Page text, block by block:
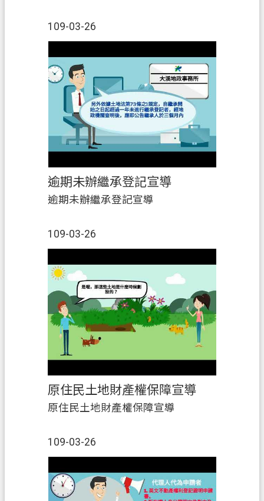
109-03-26
逾期未辦繼承登記宣導
109-03-26
逾期未辦繼承登記宣導
原住民土地財產權保障宣導
109-03-26
原住民土地財產權保障宣導